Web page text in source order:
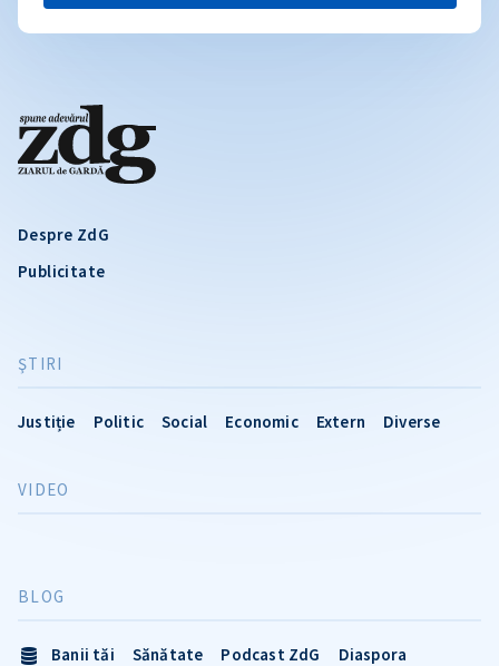
Despre ZdG
Publicitate
ŞTIRI
Justiție Politic Social Economic Extern Diverse
VIDEO
BLOG
Banii tăi Sănătate Podcast ZdG
Diaspora